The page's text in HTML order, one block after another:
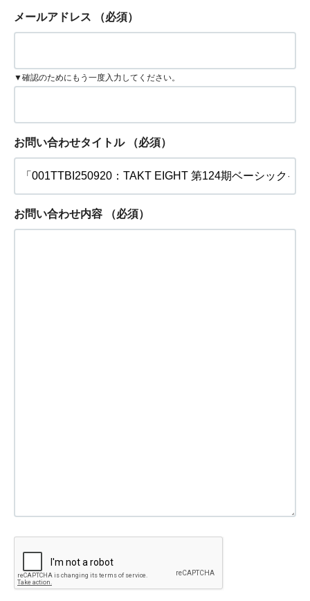
メールアドレス （必須）
▼確認のためにもう一度入力してください。
お問い合わせタイトル （必須）
お問い合わせ内容 （必須）